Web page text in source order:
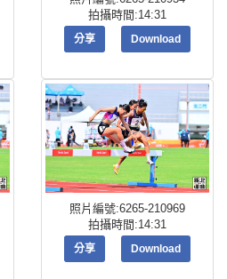
拍攝時間:14:31
分享 Download
照片編號:6265-210969
拍攝時間:14:31
分享 Download